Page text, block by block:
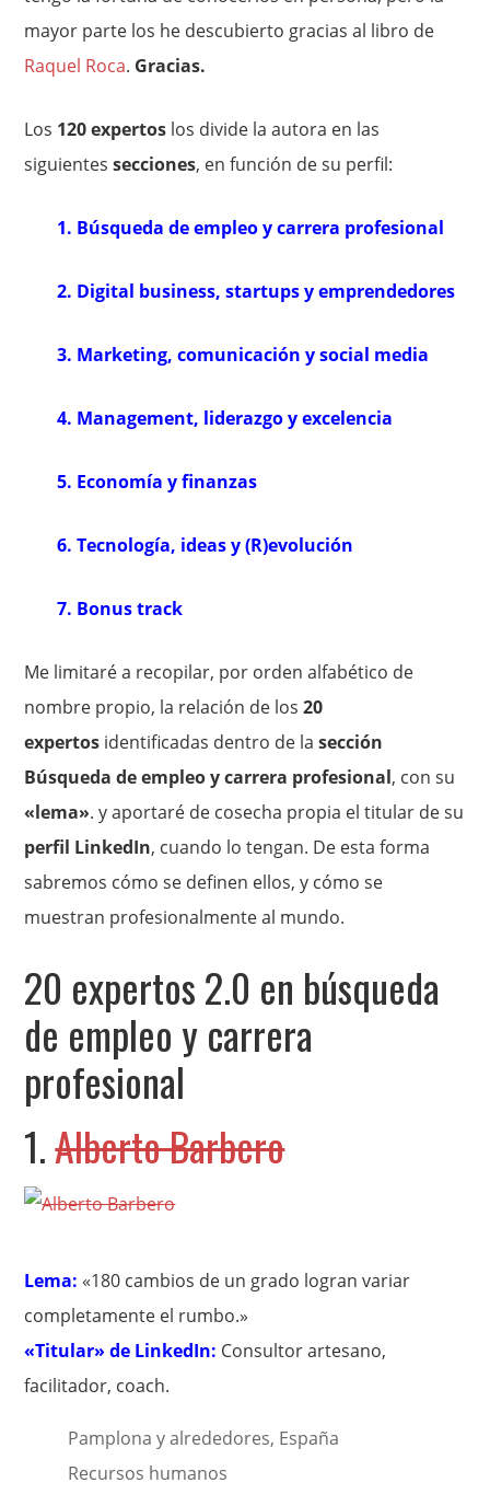
mayor parte los he descubierto gracias al libro de
Raquel Roca. Gracias.
Los 120 expertos los divide la autora en las
siguientessecciones, en función de su perfil:
1. Búsqueda de empleo y carrera profesional
2. Digital business, startups y emprendedores
3. Marketing, comunicación y social media
4. Management, liderazgo y excelencia
5. Economía y finanzas
6. Tecnología, ideas y (R)evolución
7. Bonus track
Me limitaré a recopilar, por orden alfabético de
nombre propio, la relación de los20
expertos identificadas dentro de lasección
Búsqueda de empleo y carrera profesional, con su
«lema». y aportaré de cosecha propia el titular de su
perfil LinkedIn, cuando lo tengan. De esta forma
sabremos cómo se definen ellos, y cómo se
muestran profesionalmente al mundo.
20 expertos 2.0 en búsqueda
de empleo y carrera
profesional
1.Alberto Barbero
Lema: «180 cambios de un grado logran variar
completamente el rumbo.»
«Titular» de LinkedIn: Consultor artesano,
facilitador, coach.
Pamplona y alrededores, España
Recursos humanos